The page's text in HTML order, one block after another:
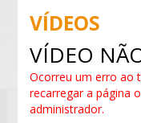
VÍDEOS
VÍDEO
Ocorreu um erro ao
recarregar a página
administrador.